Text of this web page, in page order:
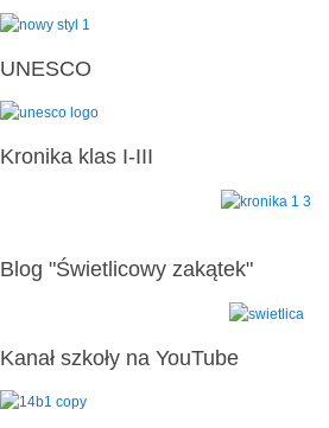
UNESCO
Kronika klas I-III
Blog "Świetlicowy zakątek"
Kanał szkoły na YouTube